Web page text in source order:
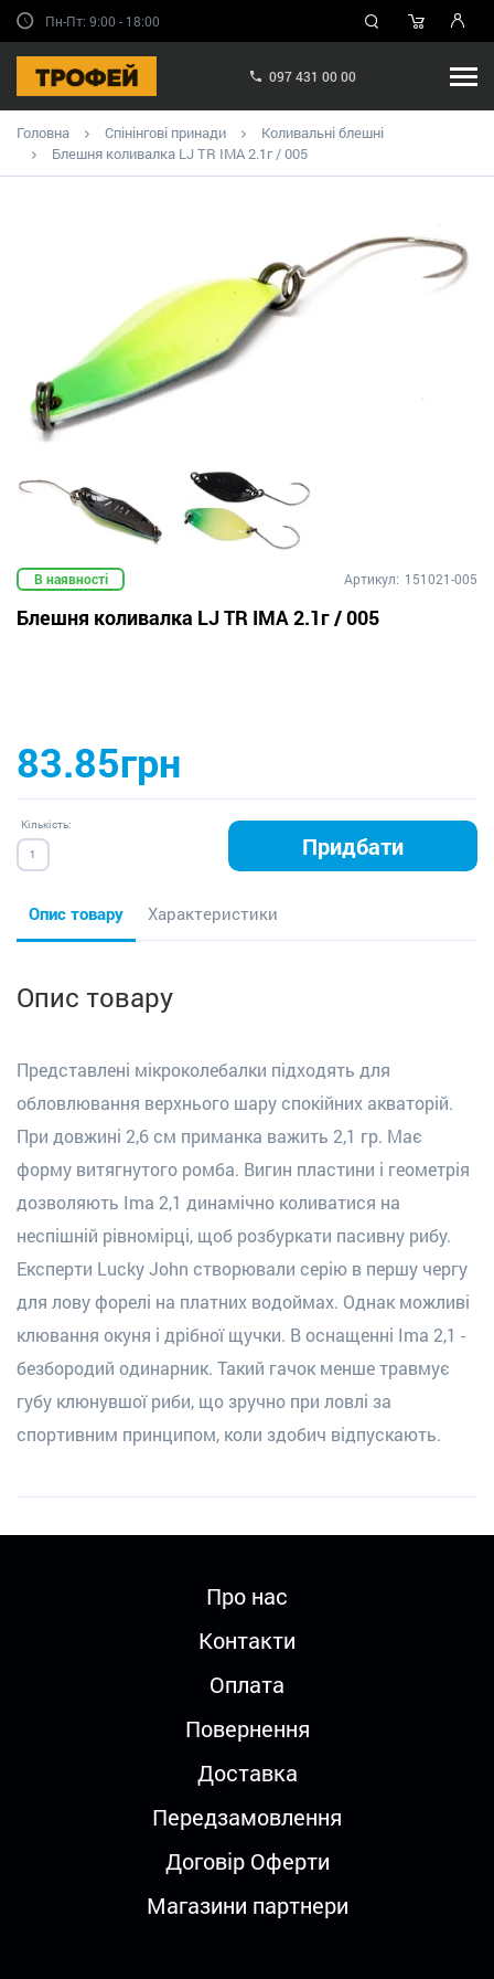
Пн-Пт: 9:00 - 18:00
097 431 00 00
Головна Спінінгові принади
Коливальні блешні
Блешня коливалка LJ TR IMA 2.1г / 005
В наявності Артикул: 151021-005
Блешня коливалка LJ TR IMA 2.1г / 005
83.85грн
Кількість:
Придбати
Опис товару Характеристики
Опис товару
Представлені мікроколебалки підходять для
обловлювання верхнього шару спокійних акваторій.
При довжині 2,6 см приманка важить 2,1 гр. Має
форму витягнутого ромба. Вигин пластини і геометрія
дозволяють Ima 2,1 динамічно коливатися на
неспішній рівномірці, щоб розбуркати пасивну рибу.
Експерти Lucky John створювали серію в першу чергу
для лову форелі на платних водоймах. Однак можливі
клювання окуня і дрібної щучки. В оснащенні Ima 2,1 -
безбородий одинарник. Такий гачок менше травмує
губу клюнувшої риби, що зручно при ловлі за
спортивним принципом, коли здобич відпускають.
Про нас
Контакти
Оплата
Повернення
Доставка
Передзамовлення
Договір Оферти
Магазини партнери